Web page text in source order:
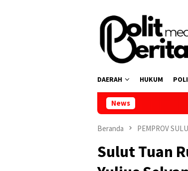
DAERAH HUKUM
News
Reses di Tumpaan
Beranda PEMPROV
Sulut Tuan